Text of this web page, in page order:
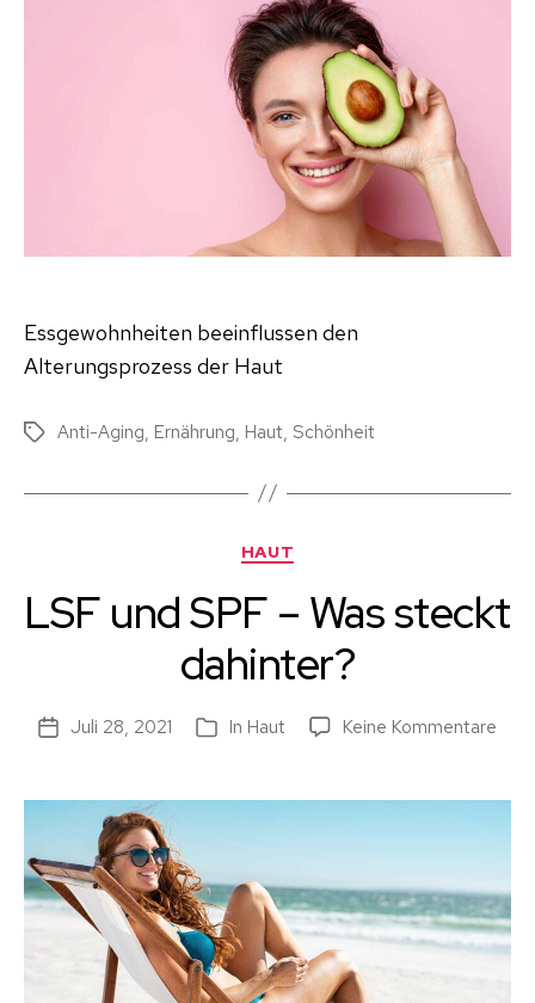
Essgewohnheiten beeinflussen den
Alterungsprozess der Haut
Schlagwörter
Anti-Aging, Ernährung, Haut, Schönheit
Kategorien
HAUT
LSF und SPF – Was steckt
dahinter?
Beitragsdatum
Juli 28, 2021 Kategorien
In Haut Keine Kommentare
SPF